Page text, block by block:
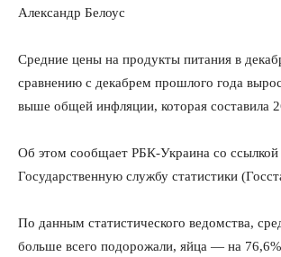
Александр Белоус
Средние цены на продукты питания в
сравнению с декабрем прошлого года
выше общей инфляции, которая составила
Об этом сообщает РБК-Украина со ссылкой
Государственную службу статистики
По данным статистического ведомства,
больше всего подорожали, яйца — на